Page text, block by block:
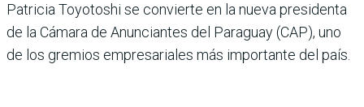
Patricia Toyotoshi se convierte en la nueva presidenta
de la Cámara de Anunciantes del Paraguay (CAP), uno
de los gremios empresariales más importante del país.